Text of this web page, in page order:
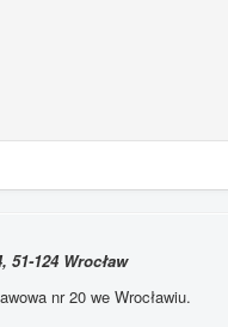
124 Wrocław
nr 20 we Wrocławiu.